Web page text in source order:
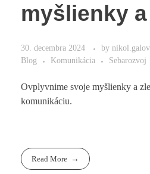
myšlienky
30. decembra 2024 by
Blog
Komunikácia Sebarozvoj
Ovplyvnime svoje myšlienky a
komunikáciu.
Read More